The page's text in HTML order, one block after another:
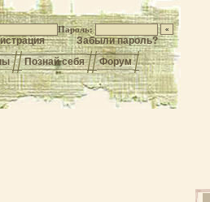
Пароль:
Забыли пароль?
Познай себя Форум